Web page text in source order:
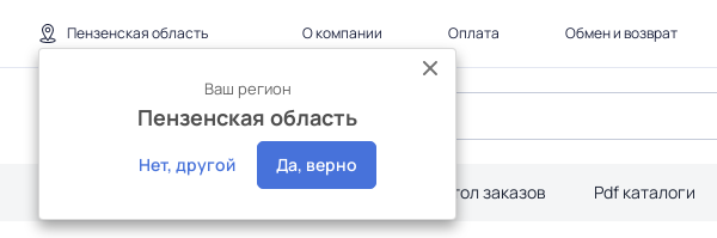
Пензенская область
Ваш регион
Пензенская область
Нет, другой Да, верно
О компании Оплата Обмен и возврат
Дилерам Акции Стол заказов Pdf каталоги